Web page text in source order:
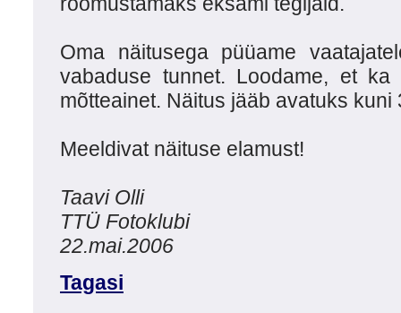
Oma näitusega püüame
vabaduse tunnet. Loodame, et
mõtteainet. Näitus jääb avatuks kuni
Meeldivat näituse elamust!
Taavi Olli
TTÜ Fotoklubi
22.mai.2006
Tagasi